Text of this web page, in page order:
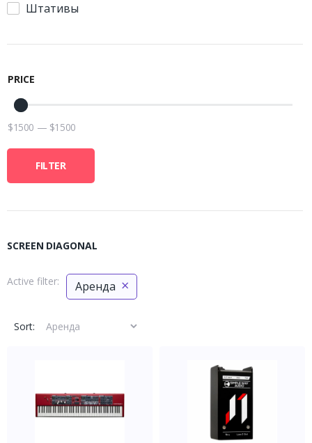
Штативы
PRICE
$1500 — $1500
FILTER
SCREEN DIAGONAL
Sort:
Active filter: Аренда ×